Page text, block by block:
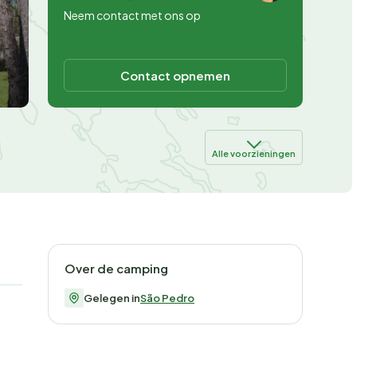
Neem contact met ons op
Contact opnemen
Alle voorzieningen
Over de camping
Gelegen inSão Pedro